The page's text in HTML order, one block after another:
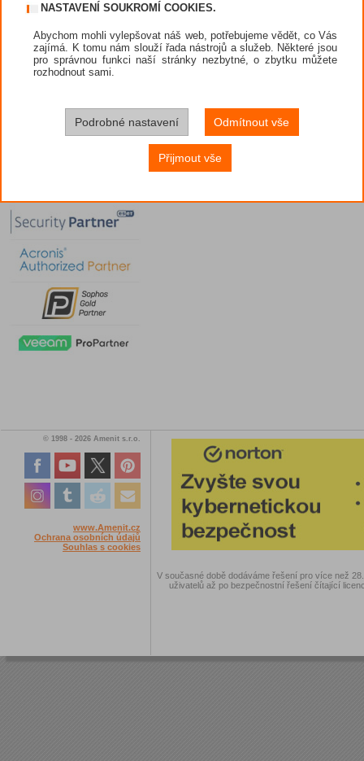
© 1998 - 2026 Amenit s.r.o.
www.Amenit.cz
Ochrana osobních údajů
Souhlas s cookies
V současné době dodáváme řešení pro více než
uživatelů až po bezpečnostní řešení čítající
NASTAVENÍ SOUKROMÍ COOKIES.
Abychom mohli vylepšovat náš web, potřebujeme vědět, co Vás
zajímá. K tomu nám slouží řada nástrojů a služeb. Některé jsou
pro správnou funkci naší stránky nezbytné, o zbytku můžete
rozhodnout sami.
Podrobné nastavení Odmítnout vše
Přijmout vše